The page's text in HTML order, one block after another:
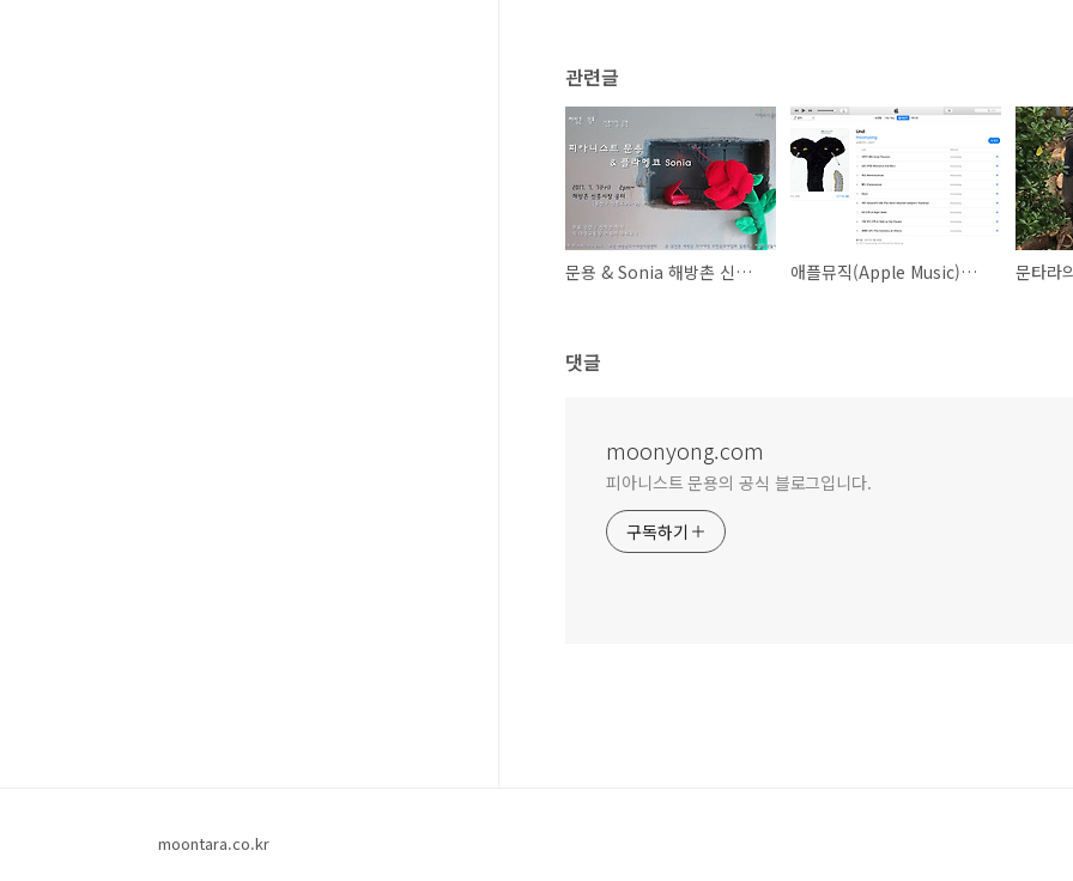
관련글
문용 & Sonia 해방촌 신흥시장 공연 애플뮤직(Apple Music)에서 UND를 ! 문타라
댓글
moonyong.com
피아니스트 문용의 공식 블로그입니다.
구독하기
moontara.co.kr